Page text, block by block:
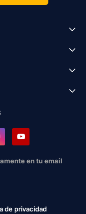
en tu email
de privacidad